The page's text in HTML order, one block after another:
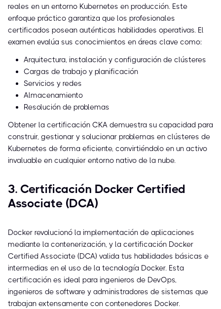
reales en un entorno Kubernetes en producción. Este
enfoque práctico garantiza que los profesionales
certificados posean auténticas habilidades operativas. El
examen evalúa sus conocimientos en áreas clave como:
Arquitectura, instalación y configuración de clústeres
Cargas de trabajo y planificación
Servicios y redes
Almacenamiento
Resolución de problemas
Obtener la certificación CKA demuestra su capacidad para
construir, gestionar y solucionar problemas en clústeres de
Kubernetes de forma eficiente, convirtiéndolo en un activo
invaluable en cualquier entorno nativo de la nube.
3. Certificación Docker Certified
Associate (DCA)
Docker revolucionó la implementación de aplicaciones
mediante la contenerización, y la certificación Docker
Certified Associate (DCA) valida tus habilidades básicas e
intermedias en el uso de la tecnología Docker. Esta
certificación es ideal para ingenieros de DevOps,
ingenieros de software y administradores de sistemas que
trabajan extensamente con contenedores Docker.